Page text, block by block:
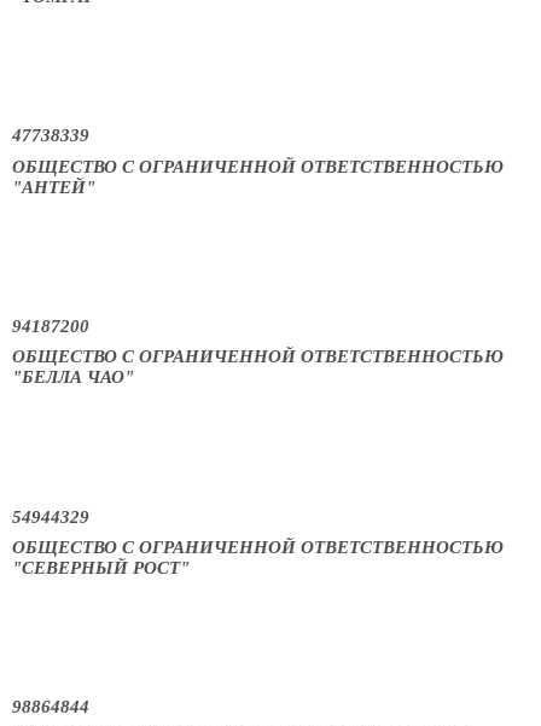
47738339
ОБЩЕСТВО С ОГРАНИЧЕННОЙ ОТВЕТСТВЕННОСТЬЮ
"АНТЕЙ"
94187200
ОБЩЕСТВО С ОГРАНИЧЕННОЙ ОТВЕТСТВЕННОСТЬЮ
"БЕЛЛА ЧАО"
54944329
ОБЩЕСТВО С ОГРАНИЧЕННОЙ ОТВЕТСТВЕННОСТЬЮ
"СЕВЕРНЫЙ РОСТ"
98864844